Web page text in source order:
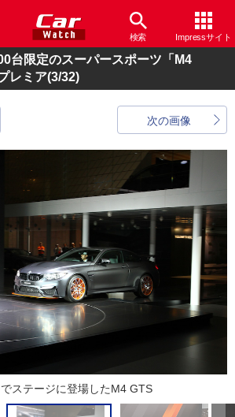
検索 Impressサイト
台限定のスーパースポーツ「M4
レミア(3/32)
次の画像
ステージに登場したM4 GTS